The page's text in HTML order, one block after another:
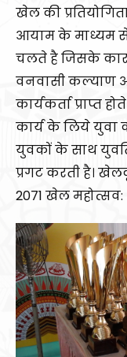
खेल की
आयाम के माध्यम
चलते है जिसके
वनवासी कल्याण
कार्यकर्ता प्राप्त
कार्य के लिये युवा
युवकों के साथ
प्रगट करती है।
2071 खेल महोत्सव: